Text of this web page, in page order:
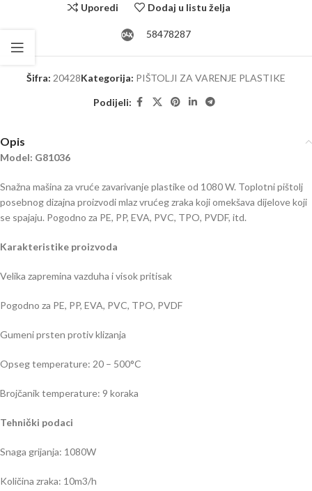
Uporedi Dodaj u listu želja
58478287
Šifra: 20428Kategorija: PIŠTOLJI ZA VARENJE PLASTIKE
Podijeli:
Opis
Model: G81036
Snažna mašina za vruće zavarivanje plastike od 1080 W. Toplotni pištolj
posebnog dizajna proizvodi mlaz vrućeg zraka koji omekšava dijelove koji
se spajaju. Pogodno za PE, PP, EVA, PVC, TPO, PVDF, itd.
Karakteristike proizvoda
Velika zapremina vazduha i visok pritisak
Pogodno za PE, PP, EVA, PVC, TPO, PVDF
Gumeni prsten protiv klizanja
Opseg temperature: 20 – 500°C
Brojčanik temperature: 9 koraka
Tehnički podaci
Snaga grijanja: 1080W
Količina zraka: 10m3/h